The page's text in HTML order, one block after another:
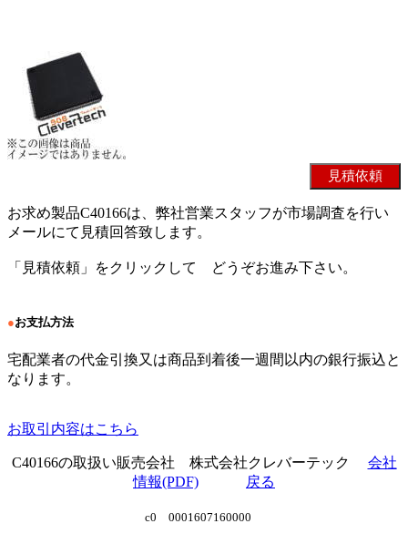
お求め製品C40166は、弊社営業スタッフが市場調査を行い
メールにて見積回答致します。
「見積依頼」をクリックして どうぞお進み下さい。
●お支払方法
宅配業者の代金引換又は商品到着後一週間以内の銀行振込と
なります。
お取引内容はこちら
C40166の取扱い販売会社 株式会社クレバーテック 会社
情報(PDF)
戻る
c0 0001607160000